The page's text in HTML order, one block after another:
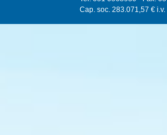
Cap. soc. 283.071,57 € i.v.